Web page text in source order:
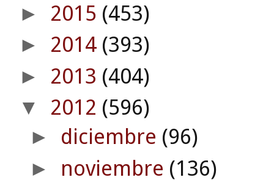
► 2015 (453)
► 2014 (393)
► 2013 (404)
▼ 2012 (596)
► diciembre (96)
► noviembre (136)